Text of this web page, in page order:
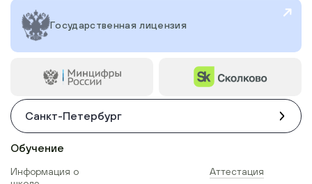
Государственная лицензия
Санкт-Петербург
Обучение
Информация о
Аттестация